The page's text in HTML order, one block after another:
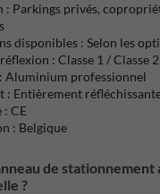
: Parkings privés,
disponibles : Selon les
: Classe 1 / Classe
Aluminium professionnel
: Entièrement
: CE
: Belgique
de stationnement
?